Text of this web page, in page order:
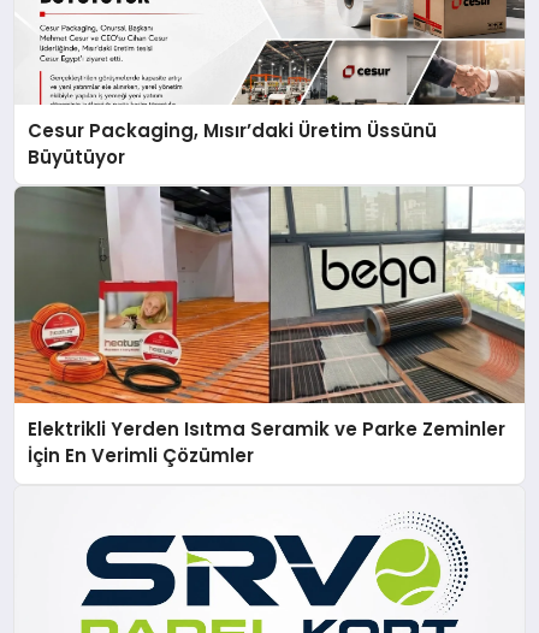
Cesur Packaging, Mısır’daki Üretim Üssünü
Büyütüyor
Elektrikli Yerden Isıtma Seramik ve Parke Zeminler
İçin En Verimli Çözümler